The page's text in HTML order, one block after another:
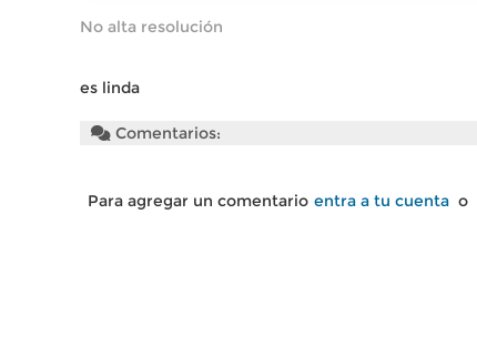
No alta resolución
es linda
Comentarios:
Para agregar un comentario entra a tu cuenta o